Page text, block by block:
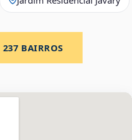
237 BAIRROS